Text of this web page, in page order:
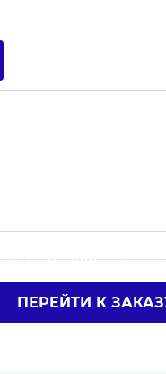
ПЕРЕЙТИ К